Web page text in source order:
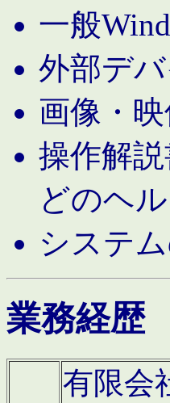
一般
外部デ
画像・
操作解
どのヘ
システ
業務経歴
有限会